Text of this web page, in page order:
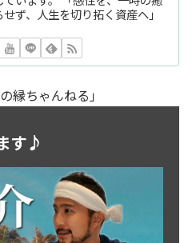
ず、人生を切り拓く資産へ」
縁ちゃんねる」
す♪